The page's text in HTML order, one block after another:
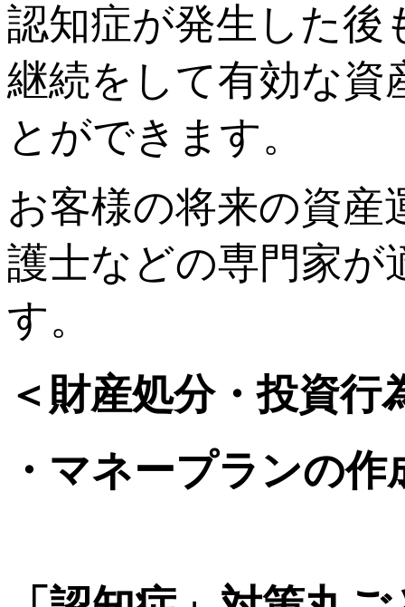
認知症が発生した後
継続をして有効な資
とができます。
お客様の将来の資産
護士などの専門家
す。
＜財産処分・投資
・マネープランの